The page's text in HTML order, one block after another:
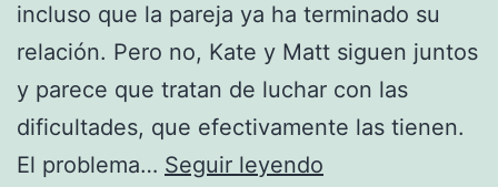
incluso que la pareja ya ha terminado su
relación. Pero no, Kate y Matt siguen juntos
y parece que tratan de luchar con las
dificultades, que efectivamente las tienen.
El problema… Seguir leyendo